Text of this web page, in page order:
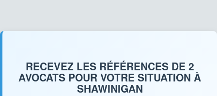
RECEVEZ LES RÉFÉRENCES DE 2
AVOCATS POUR VOTRE SITUATION À
SHAWINIGAN